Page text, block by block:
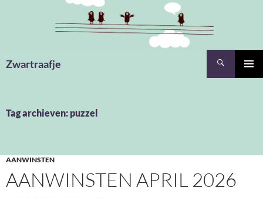
Zwartraafje
Tag archieven: puzzel
AANWINSTEN
AANWINSTEN APRIL 2026